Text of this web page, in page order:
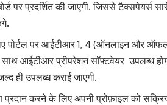
पर प्रदर्शित की जाएगी. जिससे टैक्सपेयर्स
पोर्टल पर आईटीआर 1, 4 (ऑनलाइन और
आईटीआर प्रीपरेशन सॉफ्टवेयर उपलब्ध
ही उपलब्ध कराई जाएगी.
प्रदान करने के लिए अपनी प्रोफ़ाइल को